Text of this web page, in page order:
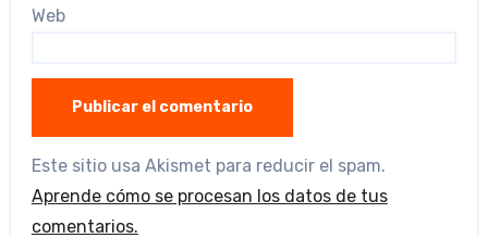
Web
Este sitio usa Akismet para reducir el spam.
Aprende cómo se procesan los datos de tus
comentarios.